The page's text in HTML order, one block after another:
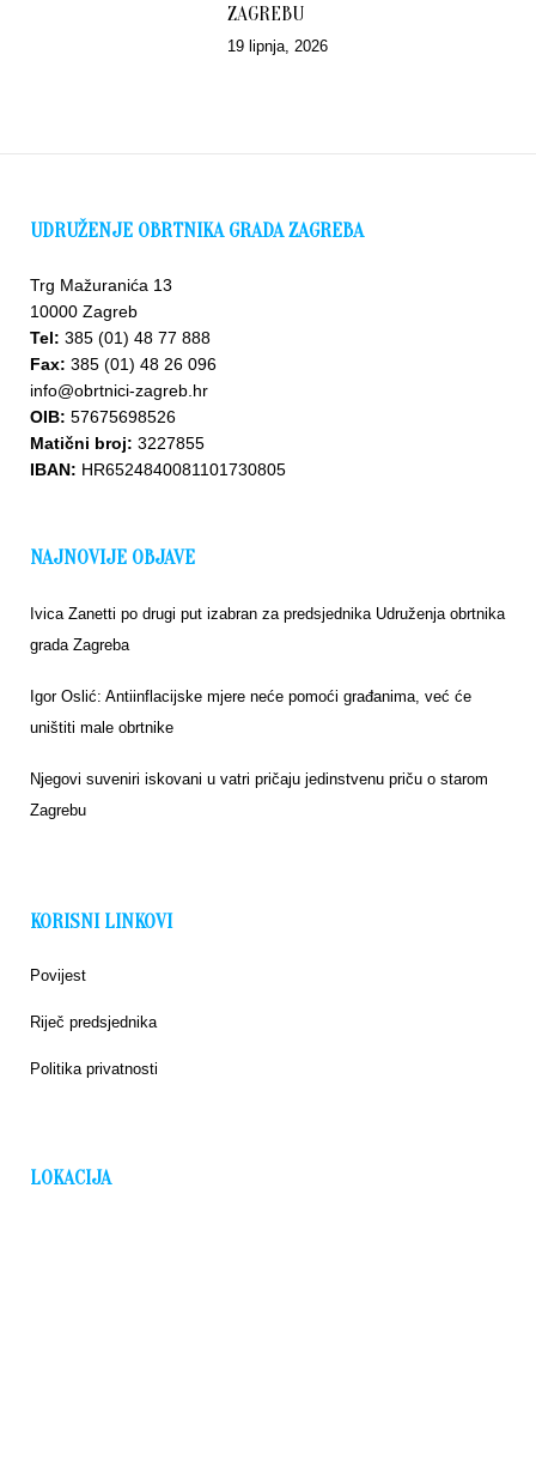
ZAGREBU
19 lipnja, 2026
UDRUŽENJE OBRTNIKA GRADA ZAGREBA
Trg Mažuranića 13
10000 Zagreb
Tel: 385 (01) 48 77 888
Fax: 385 (01) 48 26 096
info@obrtnici-zagreb.hr
OIB: 57675698526
Matični broj: 3227855
IBAN: HR6524840081101730805
NAJNOVIJE OBJAVE
Ivica Zanetti po drugi put izabran za predsjednika Udruženja obrtnika
grada Zagreba
Igor Oslić: Antiinflacijske mjere neće pomoći građanima, već će
uništiti male obrtnike
Njegovi suveniri iskovani u vatri pričaju jedinstvenu priču o starom
Zagrebu
KORISNI LINKOVI
Povijest
Riječ predsjednika
Politika privatnosti
LOKACIJA